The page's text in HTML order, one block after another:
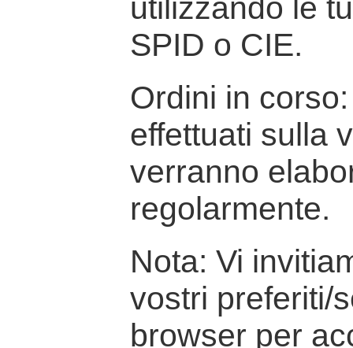
utilizzando le
SPID o CIE.
Ordini in
effettuati sulla
verranno
regolarmente.
Nota: Vi
vostri preferiti/
browser per